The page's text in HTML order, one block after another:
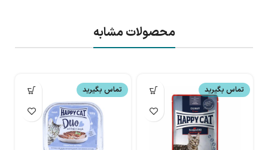
محصولات مشابه
تماس بگیرید تماس بگیرید